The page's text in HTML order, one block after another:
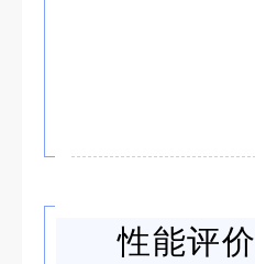
性能评价